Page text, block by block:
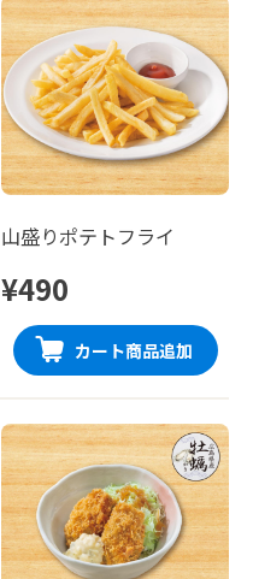
山盛りポテトフライ
¥490
カート商品追加